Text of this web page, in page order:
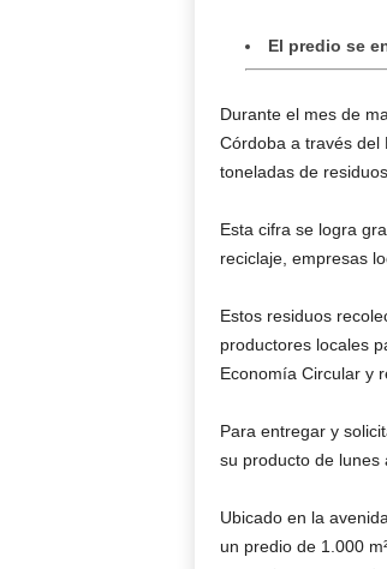
El predio se
Durante el mes de
Córdoba a través del
toneladas de
Esta cifra se logra
reciclaje, empresas
Estos residuos
productores locales
Economía Circular y
Para entregar y
su producto de lunes
Ubicado en la
un predio de 1.000